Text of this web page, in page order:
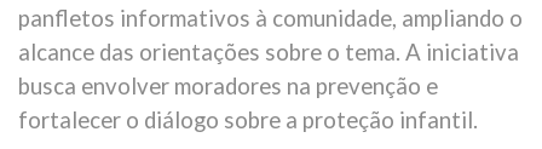
panfletos informativos à comunidade, ampliando o
alcance das orientações sobre o tema. A iniciativa
busca envolver moradores na prevenção e
fortalecer o diálogo sobre a proteção infantil.